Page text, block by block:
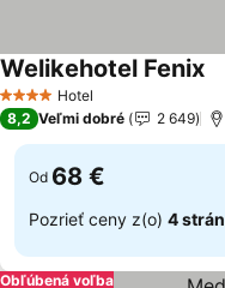
4 Počet hviezdičiek
Hotel
Welikehotel Fenix
8,2 Veľmi dobré 2 649
Od 68 €
Pozrieť ceny z(o) 4
Obľúbená voľba